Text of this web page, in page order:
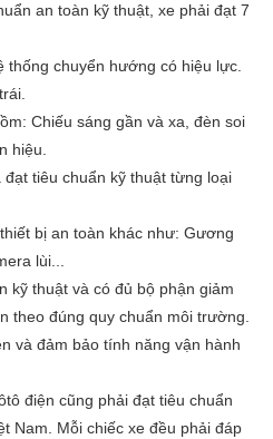
an toàn kỹ thuật, xe phải đạt 7
thống chuyển hướng có hiệu lực.
Chiếu sáng gần và xa, đèn soi
hiệu.
tiêu chuẩn kỹ thuật từng loại
bị an toàn khác như: Gương
lùi...
kỹ thuật và có đủ bộ phận giảm
theo đúng quy chuẩn môi trường.
và đảm bảo tính năng vận hành
điện cũng phải đạt tiêu chuẩn
Nam. Mỗi chiếc xe đều phải đáp